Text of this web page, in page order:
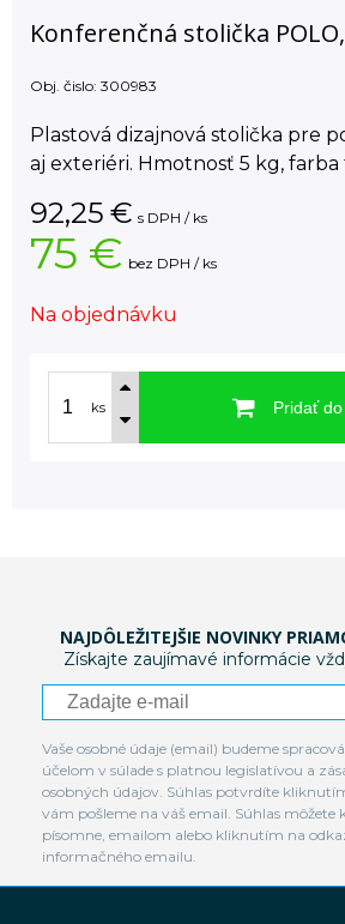
Konferenčná stolička
Obj. čislo: 300983
Plastová dizajnová stolička pre
aj exteriéri. Hmotnosť 5 kg,
92,25 € s DPH / ks
75 € bez DPH / ks
Na objednávku
ks Pridať
NAJDÔLEŽITEJŠIE NOVINKY
Získajte zaujímavé informácie
Vaše osobné údaje (email) budeme
účelom v súlade s platnou legislatívou a
osobných údajov. Súhlas potvrdíte
vám pošleme na váš email. Súhlas môžete
písomne, emailom alebo kliknutím na
informačného emailu.